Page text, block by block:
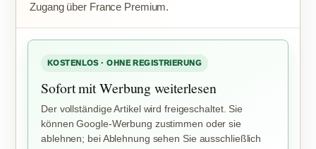
Zugang über France Premium.
KOSTENLOS · OHNE REGISTRIERUNG
Sofort mit Werbung weiterlesen
Der vollständige Artikel wird freigeschaltet. Sie
können Google-Werbung zustimmen oder sie
ablehnen; bei Ablehnung sehen Sie ausschließlich